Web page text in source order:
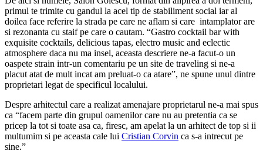
primul te trimite cu gandul la acel tip de stabiliment social iar al
doilea face referire la strada pe care ne aflam si care intamplator are
si rezonanta cu staif pe care o cautam. “Gastro cocktail bar with
exquisite cocktails, delicious tapas, electro music and eclectic
atmosphere daca nu ma insel, aceasta descriere ne-a facut-o un
oaspete strain intr-un comentariu pe un site de traveling si ne-a
placut atat de mult incat am preluat-o ca atare”, ne spune unul dintre
proprietari legat de specificul localului.
Despre arhitectul care a realizat amenajare proprietarul ne-a mai spus
ca “facem parte din grupul oamenilor care nu au pretentia ca se
pricep la tot si toate asa ca, firesc, am apelat la un arhitect de top si ii
multumim si pe aceasta cale lui Cristian Corvin ca s-a intrecut pe
sine.”